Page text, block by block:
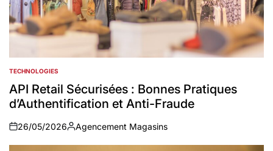
POSTED
IN
TECHNOLOGIES
API Retail Sécurisées : Bonnes Pratiques
d’Authentification et Anti-Fraude
on
26/05/2026
Auteur
Agencement Magasins